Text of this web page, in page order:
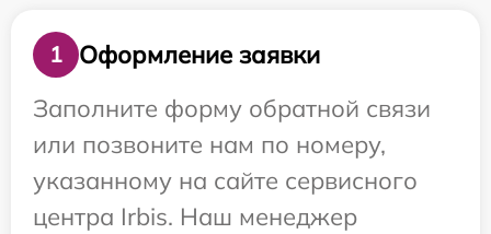
1
Оформление заявки
Заполните форму обратной связи
или позвоните нам по номеру,
указанному на сайте сервисного
центра Irbis. Наш менеджер